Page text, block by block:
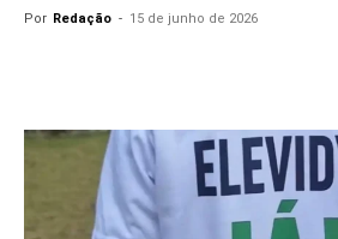
Por Redação - 15 de junho de 2026